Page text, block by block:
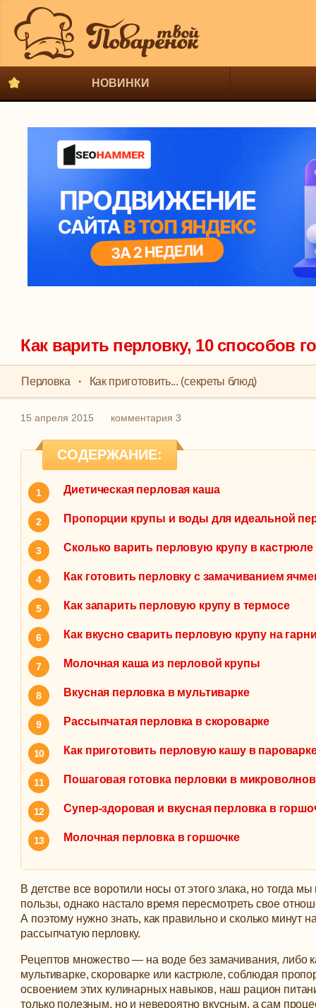
НОВИНКИ
Как варить перловку, 10 способов
Перловка · Как приготовить... (секреты блюд)
15 апреля 2015 комментария 3
СОДЕРЖАНИЕ:
Диетическая перловая каша
Пропорции крупы и воды для идеальной
Сколько варить перловую крупу в кастрюле
Как готовить перловку с замачиванием
Как запарить перловую крупу в термосе
Как вкусно сварить перловую крупу на
Молочная каша из перловой крупы
Вкусная перловка в мультиварке
Рассыпчатая перловка в скороварке
Как приготовить перловую кашу в
Пошаговая готовка перловки в
Супер-здоровая и вкусная перловка в
Молочная перловка в горшочке
В детстве все воротили носы от этого злака, но тогда
пользы, однако настало время пересмотреть свое
А поэтому нужно знать, как правильно и сколько минут
рассыпчатую перловку.
Рецептов множество — на воде без замачивания, либо
мультиварке, скороварке или кастрюле, соблюдая
освоением этих кулинарных навыков, наш рацион
только полезным, но и невероятно вкусным, а сам